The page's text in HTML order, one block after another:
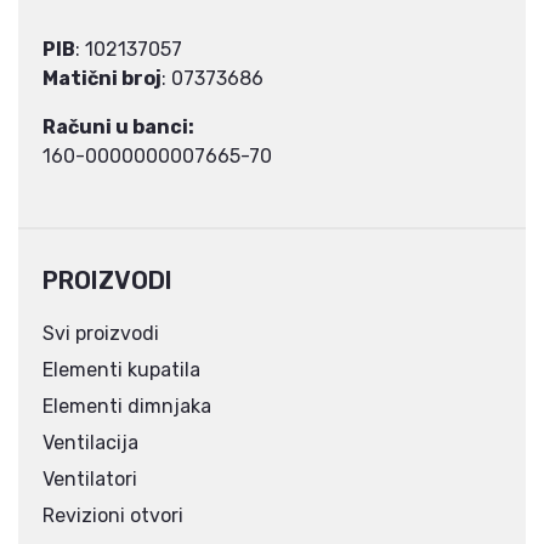
PIB: 102137057
Matični broj: 07373686
Računi u banci:
160-0000000007665-70
PROIZVODI
Svi proizvodi
Elementi kupatila
Elementi dimnjaka
Ventilacija
Ventilatori
Revizioni otvori